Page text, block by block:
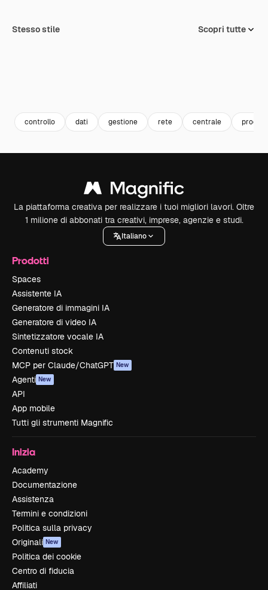
Stesso stile Scopri tutte
controllo dati gestione rete centrale
La piattaforma creativa per realizzare i tuoi migliori lavori. Oltre
1 milione di abbonati tra creativi, imprese, agenzie e studi.
Italiano
Prodotti
Spaces
Assistente IA
Generatore di immagini IA
Generatore di video IA
Sintetizzatore vocale IA
Contenuti stock
MCP per Claude/ChatGPT New
Agenti New
API
App mobile
Tutti gli strumenti Magnific
Inizia
Academy
Documentazione
Assistenza
Termini e condizioni
Politica sulla privacy
Originali New
Politica dei cookie
Centro di fiducia
Affiliati